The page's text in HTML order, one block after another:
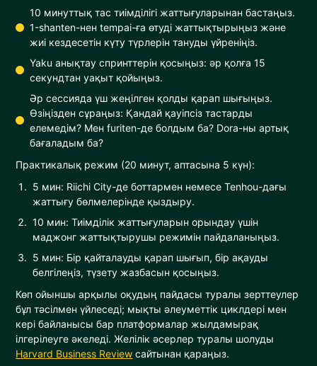
10 минуттық тас тиімділігі жаттығуларынан бастаңыз.
1-shanten-нен tempai-ға өтуді жаттықтырыңыз және
жиі кездесетін күту түрлерін тануды үйреніңіз.
Yaku анықтау спринттерін қосыңыз: әр қолға 15
секундтан уақыт қойыңыз.
Әр сессияда үш жеңілген қолды қарап шығыңыз.
Өзіңізден сұраңыз: Қандай қауіпсіз тастарды
елемедім? Мен furiten-де болдым ба? Dora-ны артық
бағаладым ба?
Практикалық режим (20 минут, аптасына 5 күн):
5 мин: Riichi City-де боттармен немесе Tenhou-дағы
жаттығу бөлмелерінде қыздыру.
10 мин: Тиімділік жаттығуларын орындау үшін
маджонг жаттықтырушы режимін пайдаланыңыз.
5 мин: Бір қайталауды қарап шығып, бір ақауды
белгілеңіз, түзету жазбасын қосыңыз.
Көп ойыншы арқылы оқудың пайдасы туралы зерттеулер
бұл тәсілмен үйлеседі; мықты әлеуметтік циклдері мен
кері байланысы бар платформалар жылдамырақ
ілгерілеуге әкеледі. Желілік әсерлер туралы шолуды
Harvard Business Review сайтынан қараңыз.